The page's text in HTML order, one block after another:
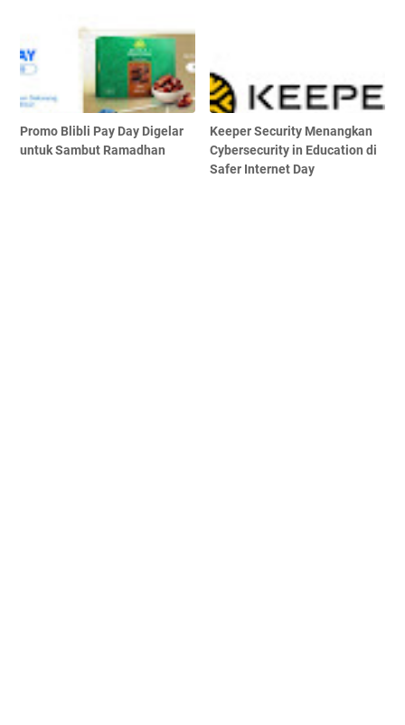
Promo Blibli Pay Day Digelar
untuk Sambut Ramadhan
Keeper Security Menangkan
Cybersecurity in Education di
Safer Internet Day